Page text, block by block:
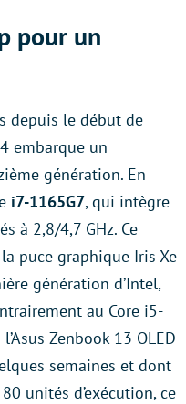
pour un
depuis le début de
embarque un
génération. En
i7-1165G7, qui intègre
à 2,8/4,7 GHz. Ce
puce graphique Iris Xe
génération d’Intel,
au Core i5-
Zenbook 13 OLED
semaines et dont
unités d’exécution, ce